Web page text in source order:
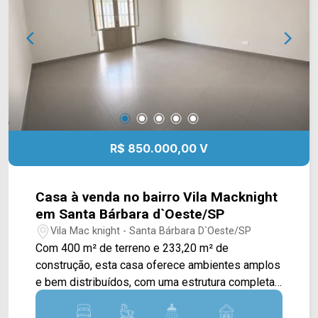
de terreno; 5 banheiros; 6 vagas rotativas.
Localizado na Rua Dom Pedro II, em
Americana/SP, com acesso às principais vias da
região e ao centro da cidade. Entre em contato
com a equipe da Arbix Imóveis e agende sua
Arbix Imóveis - Presente em cada momento.
R$ 850.000,00 V
Casa à venda no bairro Vila Macknight
em Santa Bárbara d`Oeste/SP
Vila Mac knight - Santa Bárbara D`Oeste/SP
Com 400 m² de terreno e 233,20 m² de
construção, esta casa oferece ambientes amplos
e bem distribuídos, com uma estrutura completa
para quem busca conforto e praticidade em uma